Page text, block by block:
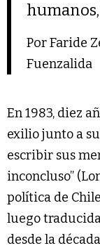
Por Faride
Fuenzalida
En 1983, diez
exilio junto a
escribir sus
inconcluso”
política de
luego
desde la